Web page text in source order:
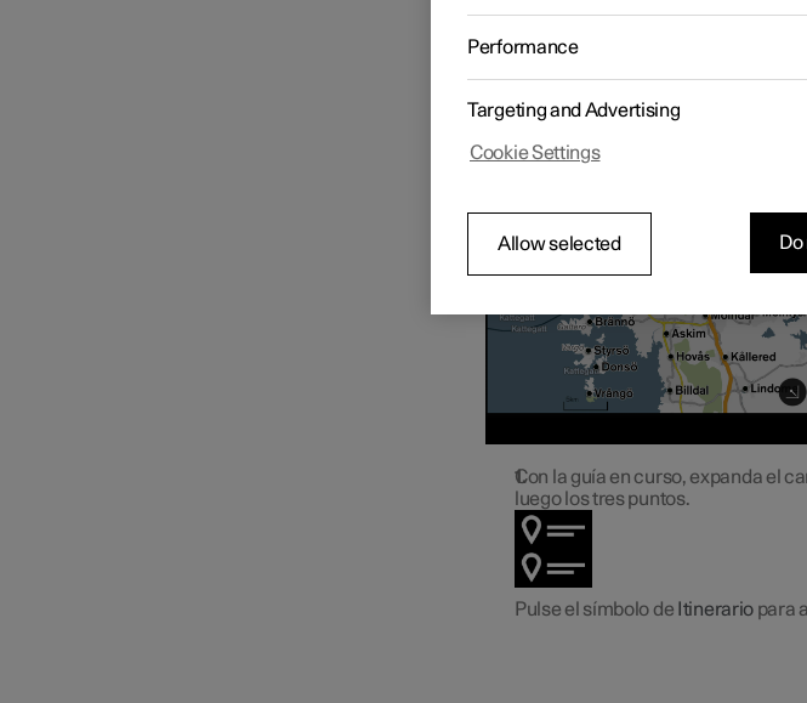
Con la guía en curso, expanda el
luego los tres puntos.
Pulse el símbolo de Itinerario para
Performance
Targeting and Advertising
Cookie Settings
Allow selected